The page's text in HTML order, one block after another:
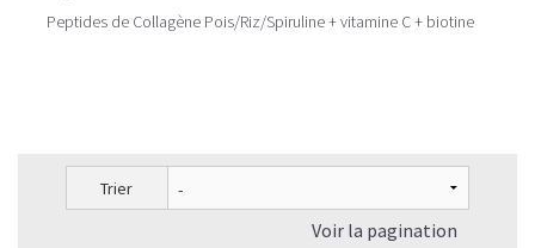
Peptides de Collagène Pois/Riz/Spiruline + vitamine C + biotine
Trier
Voir la pagination